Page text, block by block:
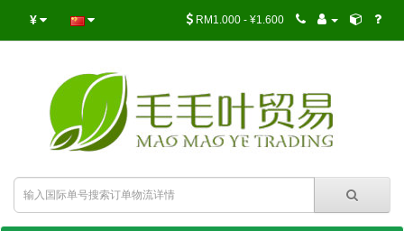
¥ RM1.000 - ¥1.600